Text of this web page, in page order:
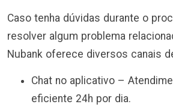
Caso tenha dúvidas durante o
resolver algum problema
Nubank oferece diversos canais
Chat no aplicativo –
eficiente 24h por dia.